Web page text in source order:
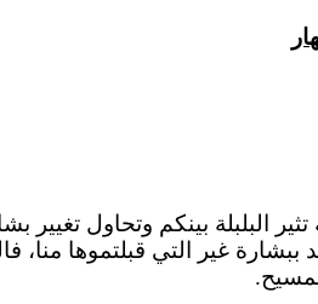
تثير البلبلة بينكم وتحاول تغيير
غير التي قبلتموها منا،